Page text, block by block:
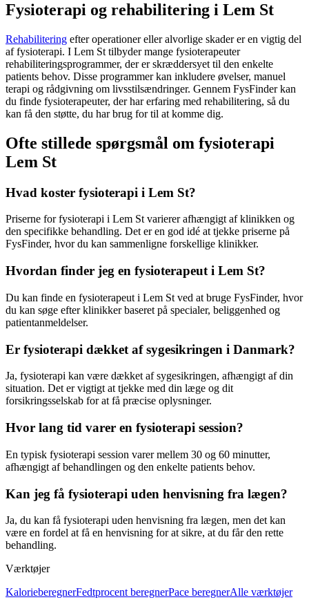
Fysioterapi og rehabilitering i Lem St
Rehabilitering efter operationer eller alvorlige skader er en vigtig del
affysioterapi. I Lem St tilbyder mange fysioterapeuter
rehabiliteringsprogrammer, der er skræddersyet til den enkelte
patients behov. Disse programmer kan inkludere øvelser, manuel
terapi og rådgivning om livsstilsændringer. Gennem FysFinder kan
du finde fysioterapeuter, der har erfaring med rehabilitering, så du
kan få den støtte, du har brug for til at komme dig.
Ofte stillede spørgsmål om fysioterapi
Lem St
Hvad koster fysioterapi i Lem St?
Priserne forfysioterapi i Lem St varierer afhængigt af klinikken og
den specifikke behandling. Det er en god idé at tjekke priserne på
FysFinder, hvor du kan sammenligne forskellige klinikker.
Hvordan finder jeg en fysioterapeut i Lem St?
Du kan finde en fysioterapeut i Lem St ved at bruge FysFinder, hvor
du kan søge efter klinikker baseret på specialer, beliggenhed og
patientanmeldelser.
Er fysioterapi dækket af sygesikringen i Danmark?
Ja, fysioterapi kan være dækket af sygesikringen, afhængigt af din
situation. Det er vigtigt at tjekke med din læge og dit
forsikringsselskab for at få præcise oplysninger.
Hvor lang tid varer en fysioterapi session?
En typisk fysioterapi session varer mellem 30 og 60 minutter,
afhængigt af behandlingen og den enkelte patients behov.
Kan jeg få fysioterapi uden henvisning fra lægen?
Ja, du kan få fysioterapi uden henvisning fra lægen, men det kan
være en fordel at få en henvisning for at sikre, at du får den rette
behandling.
Værktøjer
KalorieberegnerFedtprocent beregnerPace beregnerAlle værktøjer